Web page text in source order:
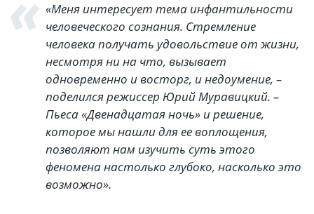
«Меня интересует тема инфантильности
человеческого сознания. Стремление
человека получать удовольствие от жизни,
несмотря ни на что, вызывает
одновременно и восторг, и недоумение, –
поделился режиссер Юрий Муравицкий. –
Пьеса «Двенадцатая ночь» и решение,
которое мы нашли для ее воплощения,
позволяют нам изучить суть этого
феномена настолько глубоко, насколько это
возможно».